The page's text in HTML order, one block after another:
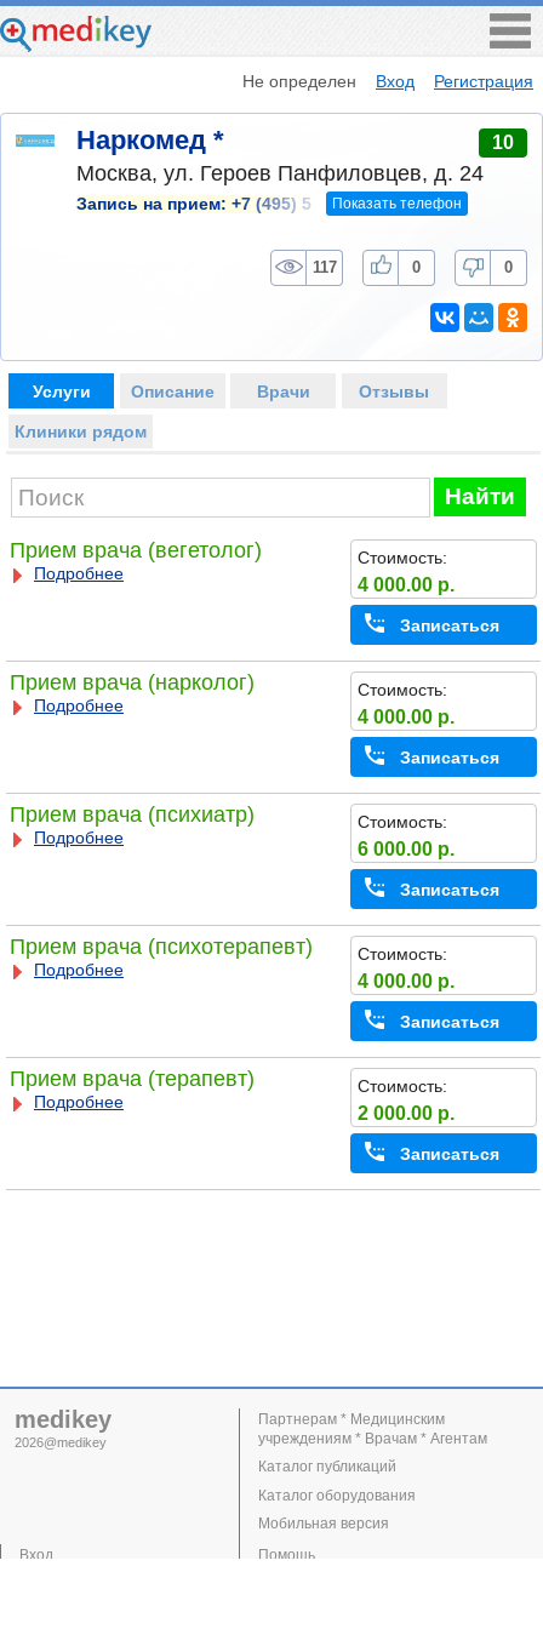
Не определен Вход Регистрация
Наркомед * 10
Москва, ул. Героев Панфиловцев, д. 24
Запись на прием: +7 (495) 5 Показать телефон
117 0 0
Услуги Описание Врачи Отзывы
Клиники рядом
Найти
Прием врача (вегетолог)
Подробнее
Стоимость:
4 000.00 р.
Записаться
Прием врача (нарколог)
Подробнее
Стоимость:
4 000.00 р.
Записаться
Прием врача (психиатр)
Подробнее
Стоимость:
6 000.00 р.
Записаться
Прием врача (психотерапевт)
Подробнее
Стоимость:
4 000.00 р.
Записаться
Прием врача (терапевт)
Подробнее
Стоимость:
2 000.00 р.
Записаться
medikey
2026@medikey
Вход
Партнерам * Медицинским
учреждениям * Врачам * Агентам
Каталог публикаций
Каталог оборудования
Мобильная версия
Помощь